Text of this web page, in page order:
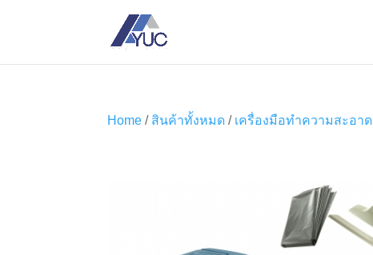
Home / สินค้าทั้งหมด / เครื่องมือทำความสะอาด